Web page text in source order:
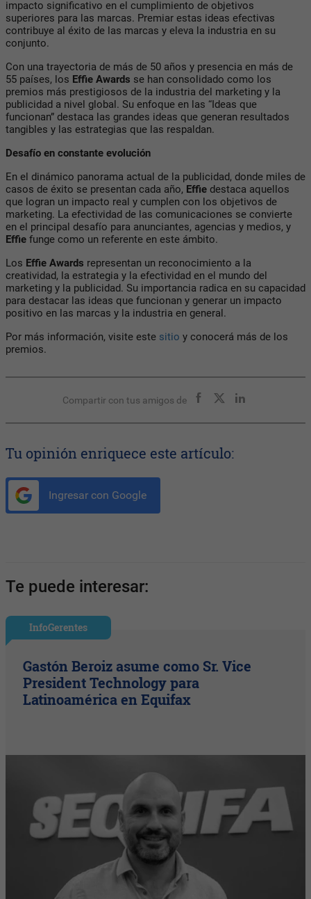
impacto significativo en el cumplimiento de objetivos
superiores para las marcas. Premiar estas ideas efectivas
contribuye al éxito de las marcas y eleva la industria en su
conjunto.
Con una trayectoria de más de 50 años y presencia en más de
55 países, los Effie Awards se han consolidado como los
premios más prestigiosos de la industria del marketing y la
publicidad a nivel global. Su enfoque en las “Ideas que
funcionan” destaca las grandes ideas que generan resultados
tangibles y las estrategias que las respaldan.
Desafío en constante evolución
En el dinámico panorama actual de la publicidad, donde miles de
casos de éxito se presentan cada año, Effie destaca aquellos
que logran un impacto real y cumplen con los objetivos de
marketing. La efectividad de las comunicaciones se convierte
en el principal desafío para anunciantes, agencias y medios, y
Effie funge como un referente en este ámbito.
Los Effie Awards representan un reconocimiento a la
creatividad, la estrategia y la efectividad en el mundo del
marketing y la publicidad. Su importancia radica en su capacidad
para destacar las ideas que funcionan y generar un impacto
positivo en las marcas y la industria en general.
Por más información, visite este sitio y conocerá más de los
premios.
Compartir con tus amigos de
Tu opinión enriquece este artículo:
Ingresar con Google
Te puede interesar:
InfoGerentes
Gastón Beroiz asume como Sr. Vice
President Technology para
Latinoamérica en Equifax